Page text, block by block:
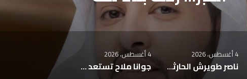
4 أغسطس، 2026
ناصر طويرش الحارثي.. من قاعة المزاد إلى شاشة الخبر… رحلة بناء ثقة
4 أغسطس، 2026
جوانا ملاح تستعد لإطلاق “بكلمة ” قريبًا في الأسواق العربية والمنصات الرقمية